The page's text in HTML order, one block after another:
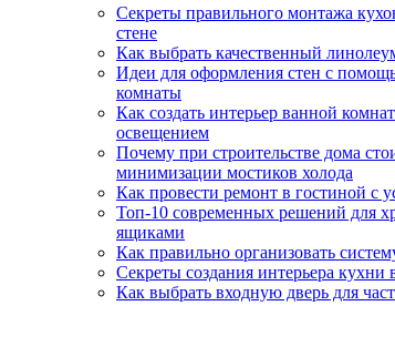
Секреты правильного монтажа
стене
Как выбрать качественный
Идеи для оформления стен с
комнаты
Как создать интерьер ванной
освещением
Почему при строительстве дома
минимизации мостиков холода
Как провести ремонт в гостиной с
Топ-10 современных решений для
ящиками
Как правильно организовать
Секреты создания интерьера
Как выбрать входную дверь для